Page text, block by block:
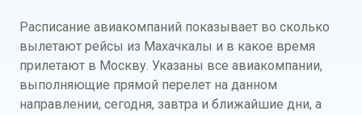
Расписание авиакомпаний показывает во сколько
вылетают рейсы из Махачкалы и в какое время
прилетают в Москву. Указаны все авиакомпании,
выполняющие прямой перелет на данном
направлении, сегодня, завтра и ближайшие дни, а